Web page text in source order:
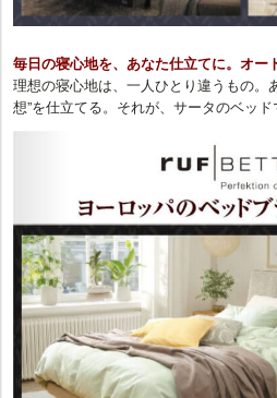
毎日の寝心地を、あなた仕立てに。オー
理想の寝心地は、一人ひとり違うもの。
想”を仕立てる。それが、サータのベッド